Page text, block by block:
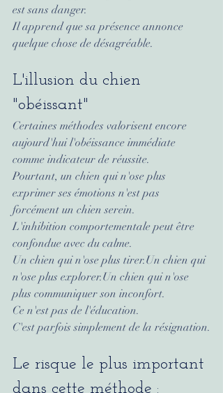
est sans danger.
Il apprend que sa présence annonce
quelque chose de désagréable.
L'illusion du chien
"obéissant"
Certaines méthodes valorisent encore
aujourd'hui l'obéissance immédiate
comme indicateur de réussite.
Pourtant, un chien qui n'ose plus
exprimer ses émotions n'est pas
forcément un chien serein.
L'inhibition comportementale peut être
confondue avec du calme.
Un chien qui n'ose plus tirer.Un chien qui
n'ose plus explorer.Un chien qui n'ose
plus communiquer son inconfort.
Ce n'est pas de l'éducation.
C'est parfois simplement de la résignation.
Le risque le plus important
dans cette méthode :